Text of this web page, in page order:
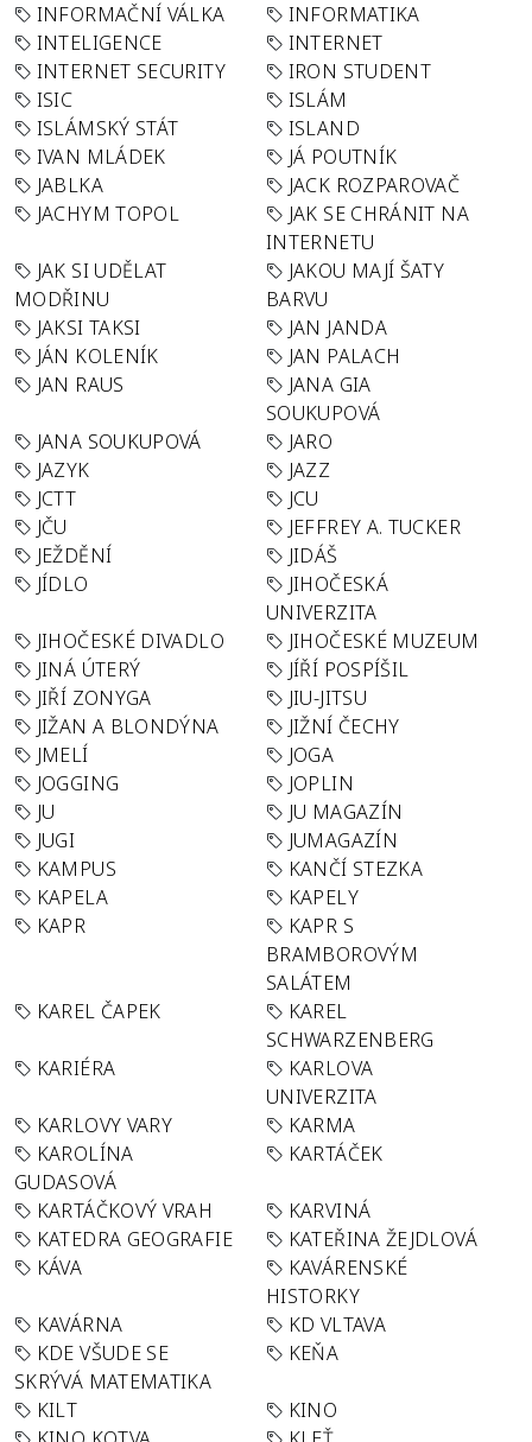
INFORMAČNÍ VÁLKA
INFORMATIKA
INTELIGENCE
INTERNET
INTERNET SECURITY
IRON STUDENT
ISIC
ISLÁM
ISLÁMSKÝ STÁT
ISLAND
IVAN MLÁDEK
JÁ POUTNÍK
JABLKA
JACK ROZPAROVAČ
JACHYM TOPOL
JAK SE CHRÁNIT NA
INTERNETU
JAK SI UDĚLAT
MODŘINU
JAKOU MAJÍ ŠATY
BARVU
JAKSI TAKSI
JAN JANDA
JÁN KOLENÍK
JAN PALACH
JAN RAUS
JANA GIA
SOUKUPOVÁ
JANA SOUKUPOVÁ
JARO
JAZYK
JAZZ
JCTT
JCU
JČU
JEFFREY A. TUCKER
JEŽDĚNÍ
JIDÁŠ
JÍDLO
JIHOČESKÁ
UNIVERZITA
JIHOČESKÉ DIVADLO
JIHOČESKÉ MUZEUM
JINÁ ÚTERÝ
JÍŘÍ POSPÍŠIL
JIŘÍ ZONYGA
JIU-JITSU
JIŽAN A BLONDÝNA
JIŽNÍ ČECHY
JMELÍ
JOGA
JOGGING
JOPLIN
JU
JU MAGAZÍN
JUGI
JUMAGAZÍN
KAMPUS
KANČÍ STEZKA
KAPELA
KAPELY
KAPR
KAPR S
BRAMBOROVÝM
SALÁTEM
KAREL ČAPEK
KAREL
SCHWARZENBERG
KARIÉRA
KARLOVA
UNIVERZITA
KARLOVY VARY
KARMA
KAROLÍNA
GUDASOVÁ
KARTÁČEK
KARTÁČKOVÝ VRAH
KARVINÁ
KATEDRA GEOGRAFIE
KATEŘINA ŽEJDLOVÁ
KÁVA
KAVÁRENSKÉ
HISTORKY
KAVÁRNA
KD VLTAVA
KDE VŠUDE SE
SKRÝVÁ MATEMATIKA
KEŇA
KILT
KINO